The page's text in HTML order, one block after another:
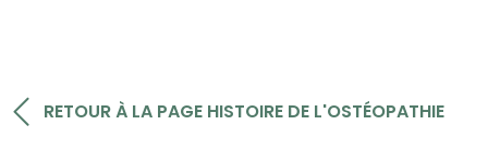
RETOUR À LA PAGE HISTOIRE DE L'OSTÉOPATHIE